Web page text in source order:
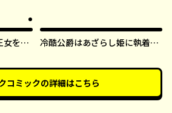
女を愛
冷酷公爵はあざらし姫に執着中
コミックの詳細はこちら